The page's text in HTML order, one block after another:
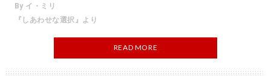
By イ・ミリ
『しあわせな選択』より
READ MORE